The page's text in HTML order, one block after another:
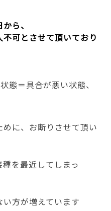
ら、
可とさせて頂いており
態＝具合が悪い状態、
に、お断りさせて頂い
を最近してしまっ
方が増えています